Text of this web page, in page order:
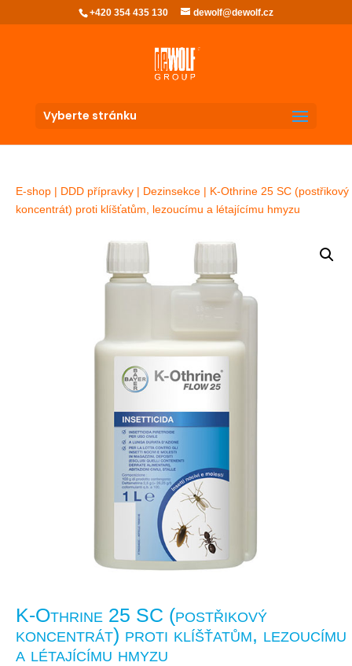
+420 354 435 130 dewolf@dewolf.cz
Vyberte stránku
E-shop | DDD přípravky | Dezinsekce | K-Othrine 25 SC (postřikový
koncentrát) proti klíšťatům, lezoucímu a létajícímu hmyzu
K-Othrine 25 SC (postřikový
koncentrát) proti klíšťatům, lezoucímu
a létajícímu hmyzu